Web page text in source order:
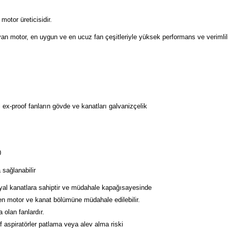
üreticisidir.
motor, en uygun ve en ucuz fan çeşitleriyle yüksek performans ve
proof fanların gövde ve kanatları galvanizçelik
sağlanabilir
kanatlara sahiptir ve müdahale kapağısayesinde
motor ve kanat bölümüne müdahale edilebilir.
olan fanlardır.
aspiratörler patlama veya alev alma riski